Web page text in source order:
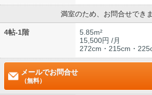
満室のため、お問合せでき
4帖-1階
5.85m²
15,500円 /月
272cm・215cm・
メールでお問合せ
（無料）